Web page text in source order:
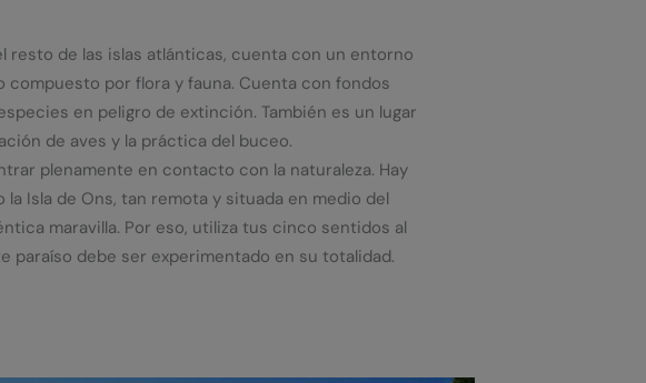
resto de las islas atlánticas, cuenta con un entorno
compuesto por flora y fauna. Cuenta con fondos
en peligro de extinción. También es un lugar
de aves y la práctica del buceo.
plenamente en contacto con la naturaleza. Hay
la Isla de Ons, tan remota y situada en medio del
maravilla. Por eso, utiliza tus cinco sentidos al
paraíso debe ser experimentado en su totalidad.